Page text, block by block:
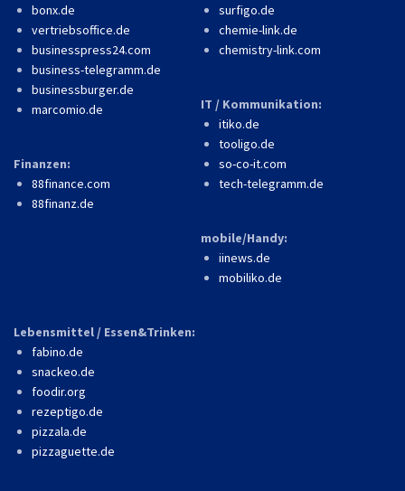
bonx.de
vertriebsoffice.de
businesspress24.com
business-telegramm.de
businessburger.de
marcomio.de
Finanzen:
88finance.com
88finanz.de
surfigo.de
chemie-link.de
chemistry-link.com
IT / Kommunikation:
itiko.de
tooligo.de
so-co-it.com
tech-telegramm.de
mobile/Handy:
iinews.de
mobiliko.de
Lebensmittel / Essen&Trinken:
fabino.de
snackeo.de
foodir.org
rezeptigo.de
pizzala.de
pizzaguette.de